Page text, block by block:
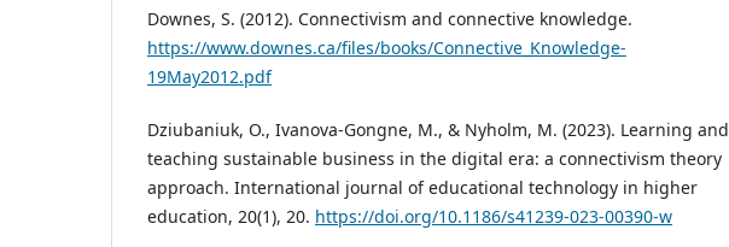
Downes, S. (2012). Connectivism and connective knowledge.
https://www.downes.ca/files/books/Connective_Knowledge-
19May2012.pdf
Dziubaniuk, O., Ivanova-Gongne, M., & Nyholm, M. (2023). Learning and
teaching sustainable business in the digital era: a connectivism theory
approach. International journal of educational technology in higher
education, 20(1), 20. https://doi.org/10.1186/s41239-023-00390-w